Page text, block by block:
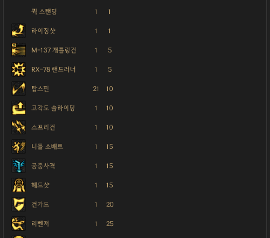
퀵 스탠딩 1 1
라이징샷 1 1
M-137 개틀링건 1 5
RX-78 랜드러너 1 5
탑스핀 21 10
고각도 슬라이딩 1 10
스프리건 1 10
니들 소배트 1 15
공중사격 1 15
헤드샷 1 15
건가드 1 20
리벤저 1 25